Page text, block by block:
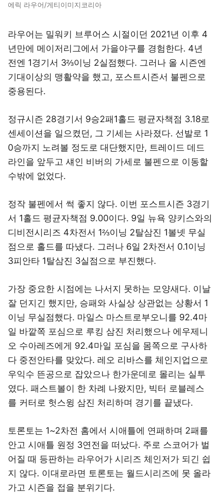
에릭 라우어/게티이미지코리아
라우어는 밀워키 브루어스 시절이던 2021년 이후 4
년만에 메이저리그에서 가을야구를 경험한다. 4년
전엔 1경기서 3⅔이닝 2실점했다. 그러나 올 시즌엔
기대이상의 맹활약을 했고, 포스트시즌서 불펜으로
중용된다.
정규시즌 28경기서 9승2패1홀드 평균자책점 3.18로
센세이션을 일으켰던, 그 기세는 사라졌다. 선발로 1
0승까지 노려볼 정도로 대단했지만, 트레이드 데드
라인을 앞두고 섀인 비버의 가세로 불펜으로 이동할
수밖에 없었다.
정작 불펜에서 썩 좋지 않다. 이번 포스트시즌 3경기
서 1홀드 평균자책점 9.00이다. 9일 뉴욕 양키스와의
디비전시리즈 4차전서 1⅔이닝 2탈삼진 1볼넷 무실
점으로 홀드를 따냈다. 그러나 6일 2차전서 0.1이닝
3피안타 1탈삼진 3실점으로 부진했다.
가장 중요한 시점에는 나서지 못하는 모양새다. 이날
잘 던지긴 했지만, 승패와 사실상 상관없는 상황서 1
이닝 무실점했다. 마일스 마스트로부오니를 92.4마
일 바깥쪽 포심으로 루킹 삼진 처리했으나 에우제니
오 수아레즈에게 92.4마일 포심을 몸쪽으로 구사하
다 중전안타를 맞았다. 레오 리바스를 체인지업으로
우익수 뜬공으로 잡았으나 한가운데로 몰리는 실투
였다. 패스트볼이 한 차례 나왔지만, 빅터 로블레스
를 커터로 헛스윙 삼진 처리하며 경기를 끝냈다.
토론토는 1~2차전 홈에서 시애틀에 연패하며 2패를
안고 시애틀 원정 3연전을 떠났다. 주로 스코어가 벌
어질 때 등판하는 라우어가 시리즈 체인저가 되긴 쉽
지 않다. 이대로라면 토론토는 월드시리즈에 못 올라
가고 시즌을 접을 분위기다.